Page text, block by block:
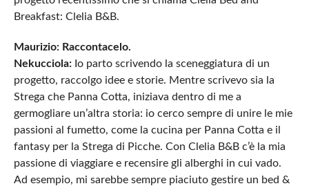
Breakfast: Clelia B&B.
Maurizio: Raccontacelo.
Nekucciola: Io parto scrivendo la sceneggiatura di un
progetto, raccolgo idee e storie. Mentre scrivevo sia la
Strega che Panna Cotta, iniziava dentro di me a
germogliare un’altra storia: io cerco sempre di unire le mie
passioni al fumetto, come la cucina per Panna Cotta e il
fantasy per la Strega di Picche. Con Clelia B&B c’è la mia
passione di viaggiare e recensire gli alberghi in cui vado.
Ad esempio, mi sarebbe sempre piaciuto gestire un bed &